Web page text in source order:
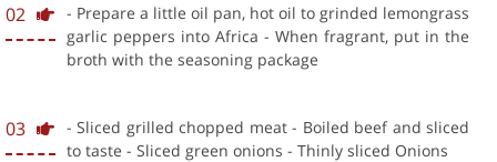
02
- Prepare a little oil pan, hot oil to grinded lemongrass
garlic peppers into Africa - When fragrant, put in the
broth with the seasoning package
03
- Sliced grilled chopped meat - Boiled beef and sliced
to taste - Sliced green onions - Thinly sliced Onions